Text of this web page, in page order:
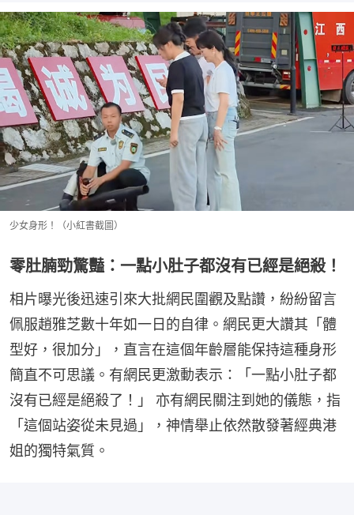
少女身形！（小紅書截圖）
零肚腩勁驚豔：一點小肚子都沒有已經是絕殺！
相片曝光後迅速引來大批網民圍觀及點讚，紛紛留言
佩服趙雅芝數十年如一日的自律。網民更大讚其「體
型好，很加分」，直言在這個年齡層能保持這種身形
簡直不可思議。有網民更激動表示：「一點小肚子都
沒有已經是絕殺了！」 亦有網民關注到她的儀態，指
「這個站姿從未見過」，神情舉止依然散發著經典港
姐的獨特氣質。